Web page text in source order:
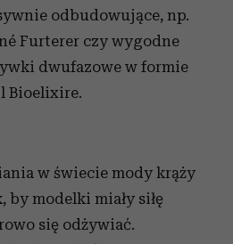
odbudowujące, np.
Furterer czy wygodne
dwufazowe w formie
Bioelixire.
w świecie mody krąży
modelki miały siłę
się odżywiać.